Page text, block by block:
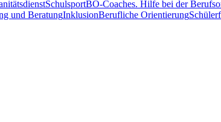
SchulsportBO-Coaches. Hilfe bei der
und BeratungInklusionBerufliche Orientierung